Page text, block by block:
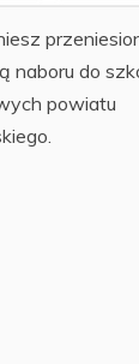
naboru do
powiatu